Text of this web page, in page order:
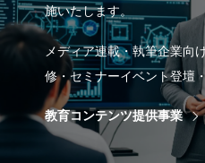
施いたします。
メディア連載・執筆企業向
修・セミナーイベント登壇
教育コンテンツ提供事業